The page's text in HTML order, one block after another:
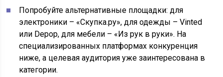
Попробуйте альтернативные площадки: для
электроники – «Скупка.ру», для одежды – Vinted
или Depop, для мебели – «Из рук в руки». На
специализированных платформах конкуренция
ниже, а целевая аудитория уже заинтересована в
категории.